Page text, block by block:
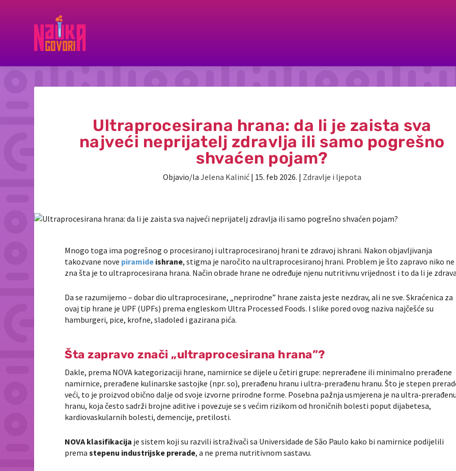
Ultraprocesirana hrana: da li je zaista sva
najveći neprijatelj zdravlja ili samo pogrešno
shvaćen pojam?
Objavio/la Jelena Kalinić| 15. feb 2026. | Zdravlje i ljepota
Mnogo toga ima pogrešnog o procesiranoj i ultraprocesiranoj hrani te zdravoj ishrani. Nakon objavljivanja
takozvane nove piramide ishrane, stigma je naročito na ultraprocesiranoj hrani. Problem je što zapravo niko ne
zna šta je to ultraprocesirana hrana. Način obrade hrane ne određuje njenu nutritivnu vrijednost i to da li je
Da se razumijemo – dobar dio ultraprocesirane, „neprirodne” hrane zaista jeste nezdrav, ali ne sve. Skraćenica za
ovaj tip hrane je UPF (UPFs) prema engleskom Ultra Processed Foods. I slike pored ovog naziva najčešće su
hamburgeri, pice, krofne, sladoled i gazirana pića.
Šta zapravo znači „ultraprocesirana hrana”?
Dakle, prema NOVA kategorizaciji hrane, namirnice se dijele u četiri grupe: neprerađene ili minimalno prerađene
namirnice, prerađene kulinarske sastojke (npr. so), prerađenu hranu i ultra-prerađenu hranu. Što je stepen
veći, to je proizvod obično dalje od svoje izvorne prirodne forme. Posebna pažnja usmjerena je na ultra-
hranu, koja često sadrži brojne aditive i povezuje se s većim rizikom od hroničnih bolesti poput dijabetesa,
kardiovaskularnih bolesti, demencije, pretilosti.
NOVA klasifikacija je sistem koji su razvili istraživači sa Universidade de São Paulo kako bi namirnice podijelili
premastepenu industrijske prerade, a ne prema nutritivnom sastavu.